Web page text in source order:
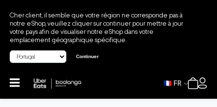
Cher client, il semble que votre région ne corresponde pas à
notre eShop, veuillez cliquer sur continuer pour mettre à jour
votre pays afin de visualiser notre eShop dans votre
emplacement géographique spécifique.
Continuer
FR